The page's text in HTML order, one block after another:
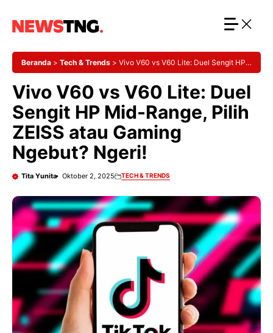
Beranda > Tech & Trends > Vivo V60 vs V60 Lite: Duel Sengit HP
Vivo V60 vs V60 Lite: Duel
Sengit HP Mid-Range, Pilih
ZEISS atau Gaming
Ngebut? Ngeri!
Tita Yunita Oktober 2, 2025 TECH & TRENDS